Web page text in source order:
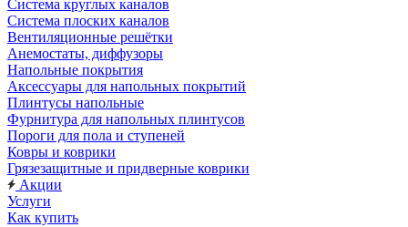
Система круглых каналов
Система плоских каналов
Вентиляционные решётки
Анемостаты, диффузоры
Напольные покрытия
Аксессуары для напольных покрытий
Плинтусы напольные
Фурнитура для напольных плинтусов
Пороги для пола и ступеней
Ковры и коврики
Грязезащитные и придверные коврики
Акции
Услуги
Как купить